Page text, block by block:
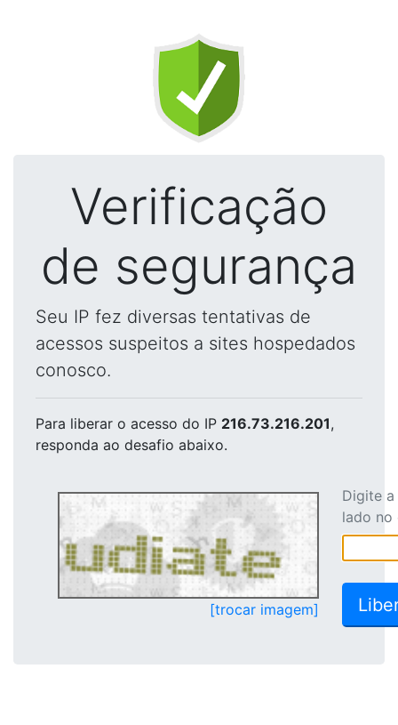
Verificação
de segurança
Seu IP fez diversas tentativas de
acessos suspeitos a sites hospedados
conosco.
Para liberar o acesso do IP 216.73.216.201,
responda ao desafio abaixo.
[trocar imagem]
Digite
lado no